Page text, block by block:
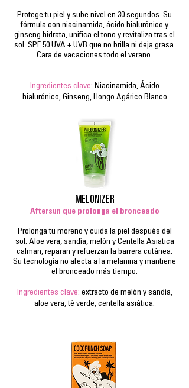
Protege tu piel y sube nivel en 30 segundos. Su
fórmula con niacinamida, ácido hialurónico y
ginseng hidrata, unifica el tono y revitaliza tras el
sol. SPF 50 UVA + UVB que no brilla ni deja grasa.
Cara de vacaciones todo el verano.
Ingredientes clave: Niacinamida, Ácido
hialurónico, Ginseng, Hongo Agárico Blanco
MELONIZER
Aftersun que prolonga el bronceado
Prolonga tu moreno y cuida la piel después del
sol. Aloe vera, sandía, melón y Centella Asiatica
calman, reparan y refuerzan la barrera cutánea.
Su tecnología no afecta a la melanina y mantiene
el bronceado más tiempo.
Ingredientes clave: extracto de melón y sandía,
aloe vera, té verde, centella asiática.